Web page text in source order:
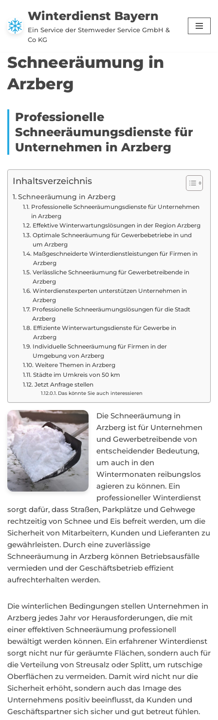
Zum
Inhalt
Winterdienst Bayern
Ein Service der Stemweder Service GmbH &
Co KG
Schneeräumung in
Arzberg
Professionelle
Schneeräumungsdienste für
Unternehmen in Arzberg
Inhaltsverzeichnis
Schneeräumung in Arzberg
Professionelle Schneeräumungsdienste für Unternehmen
in Arzberg
Effektive Winterwartungslösungen in der Region Arzberg
Optimale Schneeräumung für Gewerbebetriebe in und
um Arzberg
Maßgeschneiderte Winterdienstleistungen für Firmen in
Arzberg
Verlässliche Schneeräumung für Gewerbetreibende in
Arzberg
Winterdienstexperten unterstützen Unternehmen in
Arzberg
Professionelle Schneeräumungslösungen für die Stadt
Arzberg
Effiziente Winterwartungsdienste für Gewerbe in
Arzberg
Individuelle Schneeräumung für Firmen in der
Umgebung von Arzberg
Weitere Themen in Arzberg
Städte im Umkreis von 50 km
Jetzt Anfrage stellen
Das könnte Sie auch interessieren
Die Schneeräumung in
Arzberg ist für Unternehmen
und Gewerbetreibende von
entscheidender Bedeutung,
um auch in den
Wintermonaten reibungslos
agieren zu können. Ein
professioneller Winterdienst
sorgt dafür, dass Straßen, Parkplätze und Gehwege
rechtzeitig von Schnee und Eis befreit werden, um die
Sicherheit von Mitarbeitern, Kunden und Lieferanten zu
gewährleisten. Durch eine zuverlässige
Schneeräumung in Arzberg können Betriebsausfälle
vermieden und der Geschäftsbetrieb effizient
aufrechterhalten werden.
Die winterlichen Bedingungen stellen Unternehmen in
Arzberg jedes Jahr vor Herausforderungen, die mit
einer effektiven Schneeräumung professionell
bewältigt werden können. Ein erfahrener Winterdienst
sorgt nicht nur für geräumte Flächen, sondern auch für
die Verteilung von Streusalz oder Splitt, um rutschige
Oberflächen zu vermeiden. Damit wird nicht nur die
Sicherheit erhöht, sondern auch das Image des
Unternehmens positiv beeinflusst, da Kunden und
Geschäftspartner sich sicher und gut betreut fühlen.